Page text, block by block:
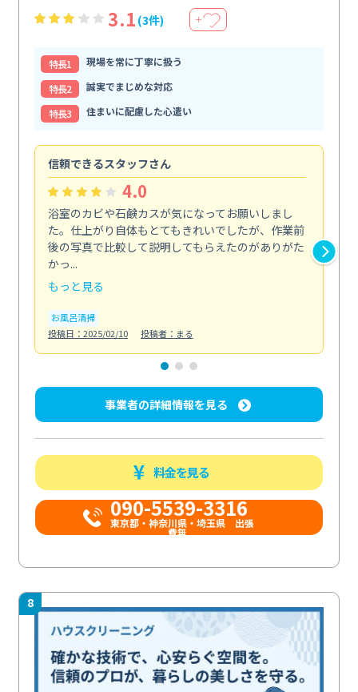
3.1 (3件) ＋
特⻑1
現場を常に丁寧に扱う
特⻑2
誠実でまじめな対応
特⻑3
住まいに配慮した心遣い
信頼できるスタッフさん
4.0
浴室のカビや石鹸カスが気になってお願いしまし
た。仕上がり自体もとてもきれいでしたが、作業前
後の写真で比較して説明してもらえたのがありがた
かっ...
もっと見る
お風呂清掃
投稿日：2025/02/10
投稿者：まる
事業者の詳細情報を見る
料金を見る
090-5539-3316
​東京都・神奈川県・埼玉県 出張
費無...
8